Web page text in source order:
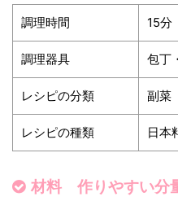
調理時間 15分
調理器具 包丁
レシピの分類 副菜
レシピの種類 日本
材料 作りやすい分